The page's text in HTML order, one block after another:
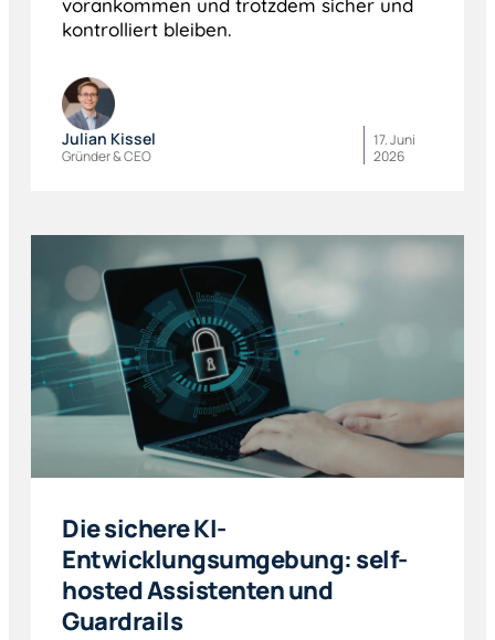
vorankommen und trotzdem sicher und
kontrolliert bleiben.
Julian Kissel
Gründer & CEO
17. Juni
2026
Die sichere KI-
Entwicklungsumgebung: self-
hosted Assistenten und
Guardrails